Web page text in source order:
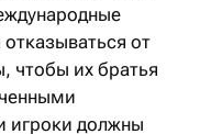
от
чтобы их братья
игроки должны